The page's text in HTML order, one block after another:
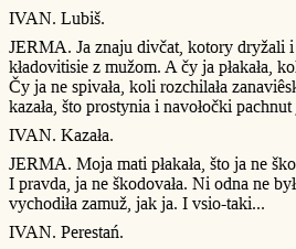
IVAN. Lubiš.
JERMA. Ja znaju divčat, kotory dryžali i
kładovitisie z mužom. A čy ja płakała,
Čy ja ne spivała, koli rozchilała
kazała, što prostynia i navołočki pachnut
IVAN. Kazała.
JERMA. Moja mati płakała, što ja ne
I pravda, ja ne škodovała. Ni odna ne
vychodiła zamuž, jak ja. I vsio-taki...
IVAN. Perestań.